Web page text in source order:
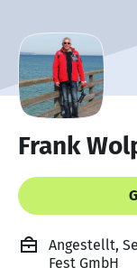
Frank
Angestellt,
Fest GmbH